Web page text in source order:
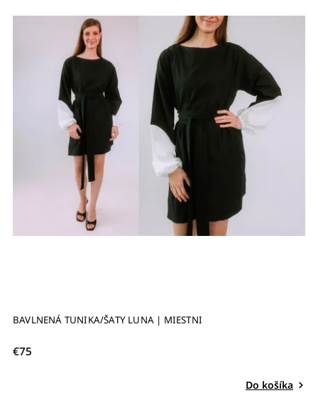
Abecedne
BAVLNENÁ TUNIKA/ŠATY LUNA | MIESTNI
€75
Do košíka